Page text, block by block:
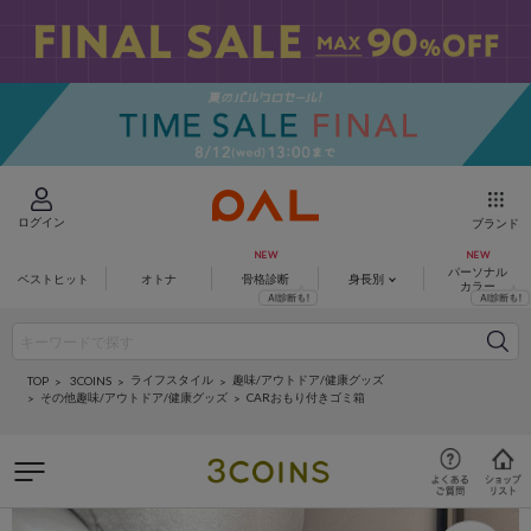
ログイン ブランド
ベストヒット オトナ 骨格診断 身長別
パーソナル
カラー
TOP 3COINS ライフスタイル
趣味/アウトドア/健康グッズ
その他趣味/アウトドア/健康グッズ
CARおもり付きゴミ箱